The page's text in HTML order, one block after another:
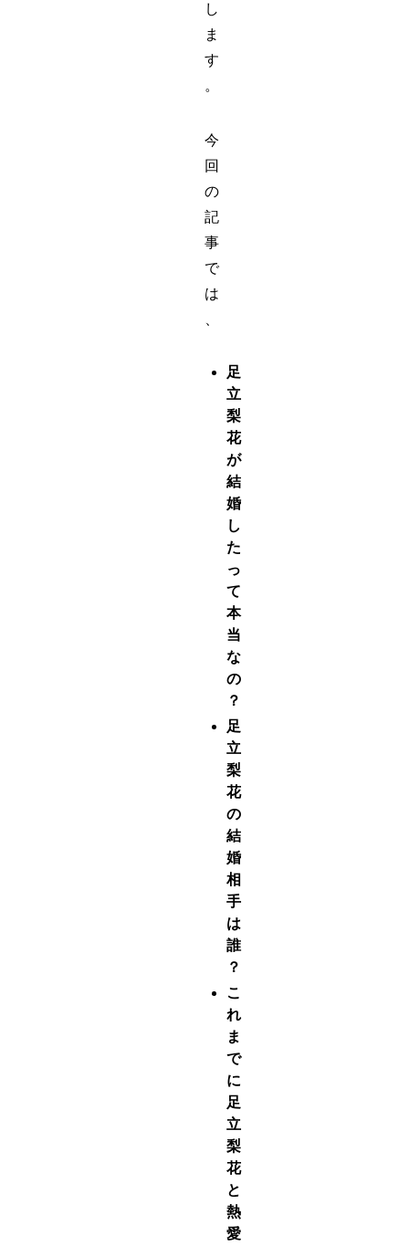
し
ま
す
。
今
回
の
記
事
で
は
足
立
梨
花
が
結
婚
し
た
っ
て
本
当
な
の
？
足
立
梨
花
の
結
婚
相
手
は
誰
？
こ
れ
ま
で
に
足
立
梨
花
と
熱
愛